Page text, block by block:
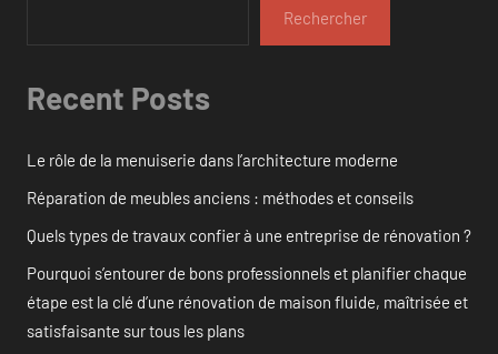
Rechercher
Recent Posts
Le rôle de la menuiserie dans l’architecture moderne
Réparation de meubles anciens : méthodes et conseils
Quels types de travaux confier à une entreprise de rénovation ?
Pourquoi s’entourer de bons professionnels et planifier chaque
étape est la clé d’une rénovation de maison fluide, maîtrisée et
satisfaisante sur tous les plans